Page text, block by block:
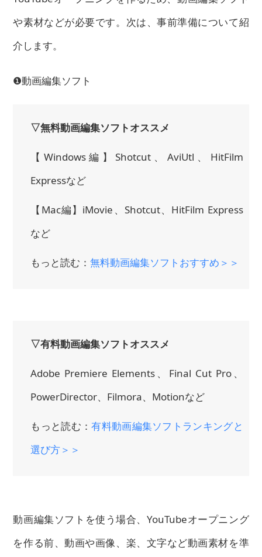
や素材などが必要です。次は、事前準備について紹
介します。
❶動画編集ソフト
▽無料動画編集ソフトオススメ
【Windows編】Shotcut、AviUtl、HitFilm
Expressなど
【Mac編】iMovie、Shotcut、HitFilm Express
など
もっと読む：無料動画編集ソフトおすすめ＞＞
▽有料動画編集ソフトオススメ
Adobe Premiere Elements、Final Cut Pro、
PowerDirector、Filmora、Motionなど
もっと読む：有料動画編集ソフトランキングと
選び方＞＞
動画編集ソフトを使う場合、YouTubeオープニング
を作る前、動画や画像、楽、文字など動画素材を準